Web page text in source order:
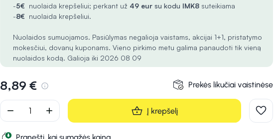
-5€ nuolaida krepšeliui; perkant už 49 eur su kodu IMK8 suteikiama
-8€ nuolaida krepšeliui.
Nuolaidos sumuojamos. Pasiūlymas negalioja vaistams, akcijai 1+1, pristatymo
mokesčiui, dovanų kuponams. Vieno pirkimo metu galima panaudoti tik vieną
nuolaidos kodą. Galioja iki 2026 08 09
8,89 € Prekės likučiai vaistinėse
remove add Į krepšelį